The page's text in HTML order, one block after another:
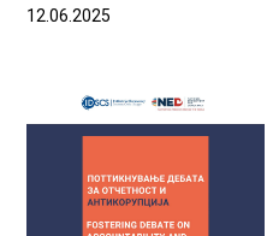
12.06.2025